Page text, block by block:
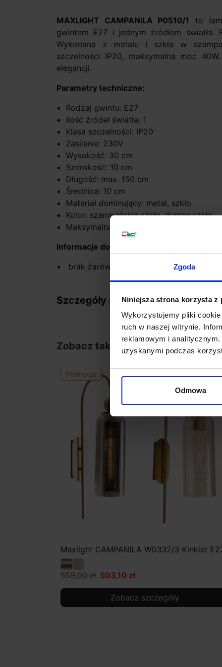
Zgoda
Niniejsza strona korzysta z
Wykorzystujemy pliki
ruch w naszej witrynie.
reklamowym i
uzyskanymi podczas
Odmowa
MAXLIGHT CAMPANILA P0510/1
to
gwintem E27 i jednym źródłem światła.
Wykonana z metalu i szkła w
szczelności IP20, maksymalna moc
elegancji.
Parametry techniczne:
Rodzaj gwintu: E27
Ilość źródeł światła: 1
Klasa szczelności: IP20
Zasilanie: 230V
Wysokość: 30 cm
Szerokość: 10 cm
Długość: max. 150 cm
Średnica: 10 cm
Materiał dominujący: metal, szkło
Kolor: szampańskie szkło, dymne szkło
Maksymalna moc: 40 W
Informacje dodatkowe:
brak żarówki w komplecie
Szczegóły produktu
Zobacz także
Promocja
Maxlight CAMPANILA W0332/3 Kinkiet
559,00 zł 503,10 zł
Zobacz szczegóły